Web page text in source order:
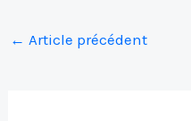
← Article précédent